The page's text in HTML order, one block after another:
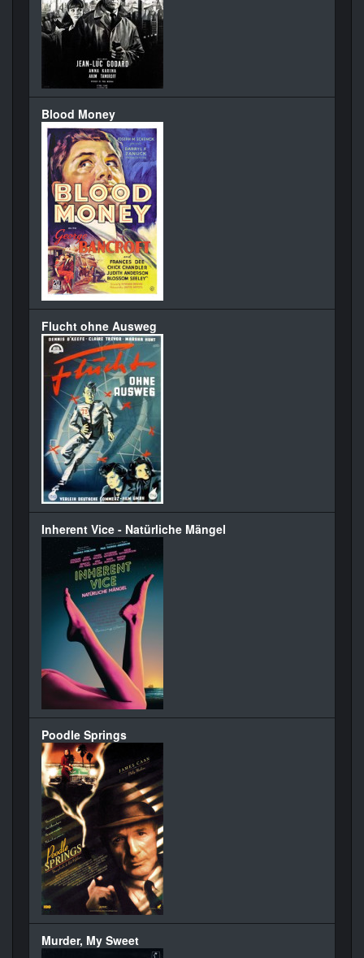
Blood Money
Flucht ohne Ausweg
Inherent Vice - Natürliche Mängel
Poodle Springs
Murder, My Sweet